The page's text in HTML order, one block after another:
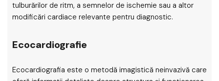
tulburărilor de ritm, a semnelor de ischemie sau a altor
modificări cardiace relevante pentru diagnostic.
Ecocardiografie
Ecocardiografia este o metodă imagistică neinvazivă care